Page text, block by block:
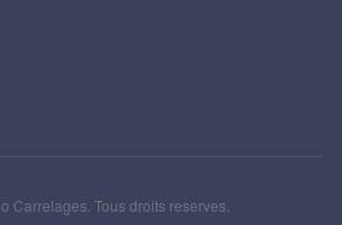
Carrelages. Tous droits reserves.